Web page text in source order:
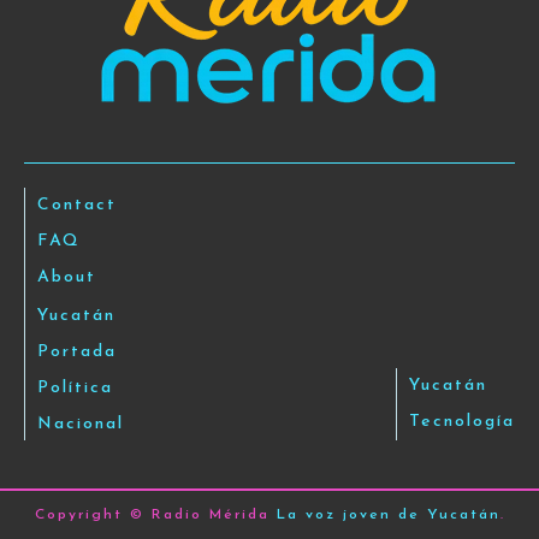
Yucatán
Portada
Política
Nacional
Yucatán
Tecnología
Contact
FAQ
About
Copyright © Radio Mérida La voz joven de Yucatán .